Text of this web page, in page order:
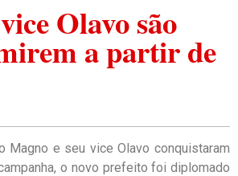
Olavo são
a partir de
e seu vice Olavo conquistaram
o novo prefeito foi diplomado